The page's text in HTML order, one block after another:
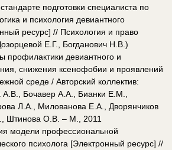
подготовки специалиста по
и психология девиантного
ресурс] // Психология и право
Е.Г., Богданович Н.В.)
профилактики девиантного и
снижения ксенофобии и проявлений
среде / Авторский коллектив:
Бочавер А.А., Бианки Е.М.,
Л.А., Милованова Е.А., Дворянчиков
Штинова О.В. – М., 2011
модели профессиональной
психолога [Электронный ресурс] //